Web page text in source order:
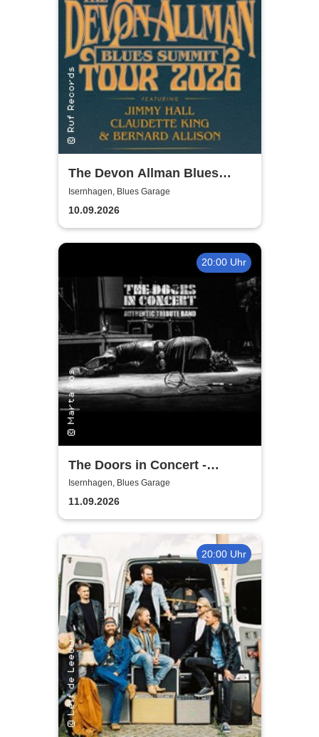
The Devon Allman Blues
Summit - European Tour 2026
Isernhagen, Blues Garage
10.09.2026
20:00 Uhr
The Doors in Concert -
Authentic Tribute Band
Isernhagen, Blues Garage
11.09.2026
20:00 Uhr